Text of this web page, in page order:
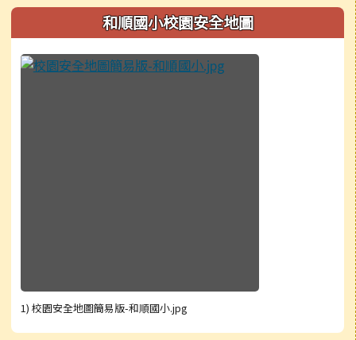
和順國小校園安全地圖
1) 校園安全地圖簡易版-和順國小.jpg